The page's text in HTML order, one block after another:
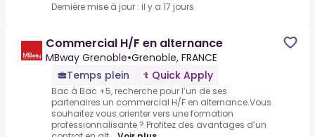
Dernière mise à jour : il y a 17 jours
Commercial H/F en alternance
MBway Grenoble•Grenoble, FRANCE
Temps plein
Quick Apply
Bac à Bac +5, recherche pour l’un de ses
partenaires un commercial H/F en alternance.Vous
souhaitez vous orienter vers une formation
professionnalisante ? Profitez des avantages d’un